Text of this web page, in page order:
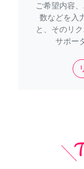
ご希望内容
数などを入
と、そのリ
サポー